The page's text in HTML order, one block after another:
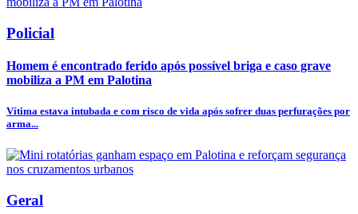
Policial
Homem é encontrado ferido após possível briga e caso grave
mobiliza a PM em Palotina
Vítima estava intubada e com risco de vida após sofrer duas perfurações por
arma...
Geral